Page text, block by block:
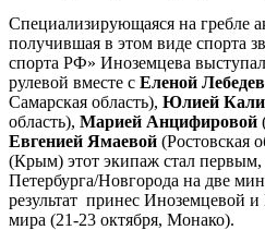
Специализирующаяся на гребле
получившая в этом виде спорта
спорта РФ» Иноземцева
рулевой вместе с Еленой
Самарская область), Юлией
область), Марией Анцифировой
Евгенией Ямаевой (Ростовская
(Крым) этот экипаж стал
Петербурга/Новгорода на две
результат принес Иноземцевой
мира (21-23 октября, Монако).